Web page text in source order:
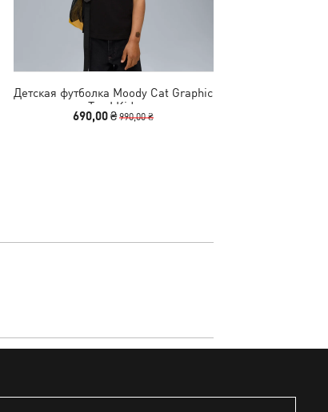
Детская футболка Moody Cat Graphic
Tee I Kids
690,00 ₴990,00 ₴